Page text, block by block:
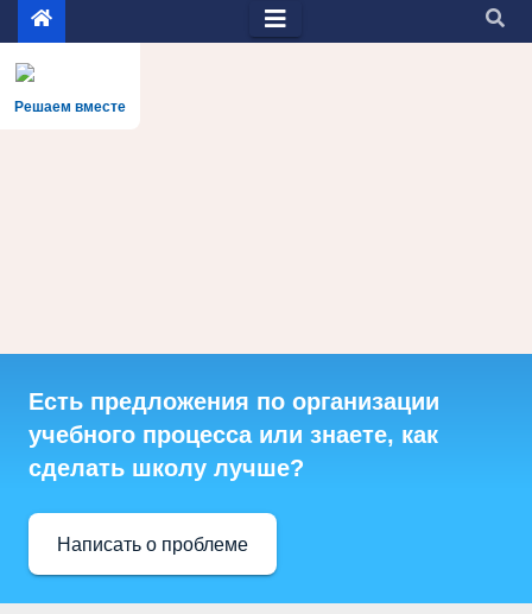
Решаем вместе
Есть предложения по организации
учебного процесса или знаете, как
сделать школу лучше?
Написать о проблеме